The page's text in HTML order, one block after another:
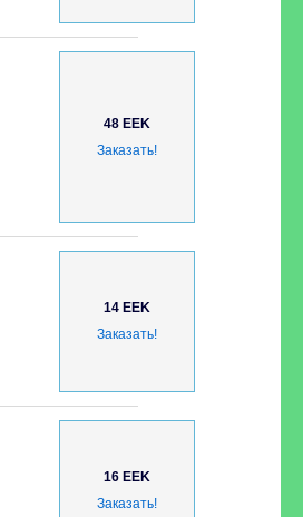
48 EEK
Заказать!
14 EEK
Заказать!
16 EEK
Заказать!